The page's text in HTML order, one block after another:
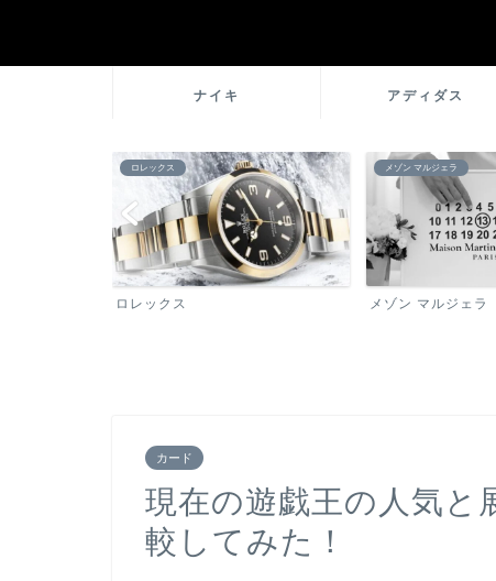
ナイキ アディダス
メゾン マルジェラ
メゾン マルジェラ
ブランド百科事典
ブランド百科事典
カード
現在の遊戯王の人気
較してみた！